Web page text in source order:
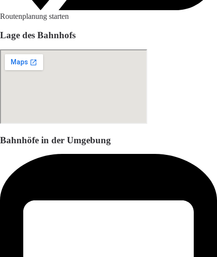
Routenplanung starten
Lage des Bahnhofs
Bahnhöfe in der Umgebung